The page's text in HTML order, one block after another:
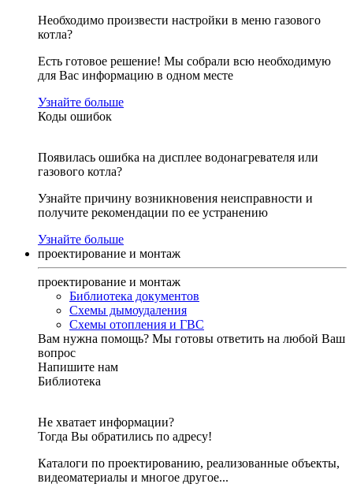
Необходимо произвести настройки в меню газового
котла?
Есть готовое решение! Мы собрали всю необходимую
для Вас информацию в одном месте
Узнайте больше
Коды ошибок
Появилась ошибка на дисплее водонагревателя или
газового котла?
Узнайте причину возникновения неисправности и
получите рекомендации по ее устранению
Узнайте больше
проектирование и монтаж
проектирование и монтаж
Библиотека документов
Схемы дымоудаления
Схемы отопления и ГВС
Вам нужна помощь? Мы готовы ответить на любой Ваш
вопрос
Напишите нам
Библиотека
Не хватает информации?
Тогда Вы обратились по адресу!
Каталоги по проектированию, реализованные объекты,
видеоматериалы и многое другое...